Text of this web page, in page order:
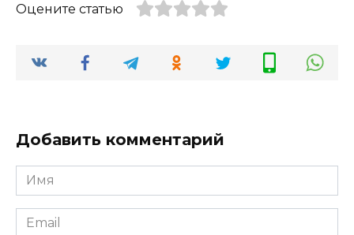
Оцените статью
Добавить комментарий
Имя
*
Email